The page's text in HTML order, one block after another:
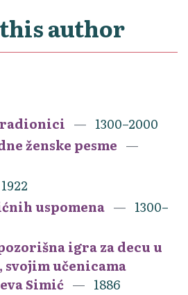
author
1300–2000
ženske pesme
1922
uspomena
1300–
igra za decu u
svojim učenicama
Simić
1886